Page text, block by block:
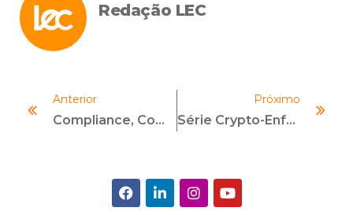
Redação LEC
Anterior
Compliance, Comunicação E Humanização: Tecnologia Não É Inimiga
Próximo
Série Crypto-Enforcement: Mercado De Criptoativos – Principais Desafios Para A Área De Compliance